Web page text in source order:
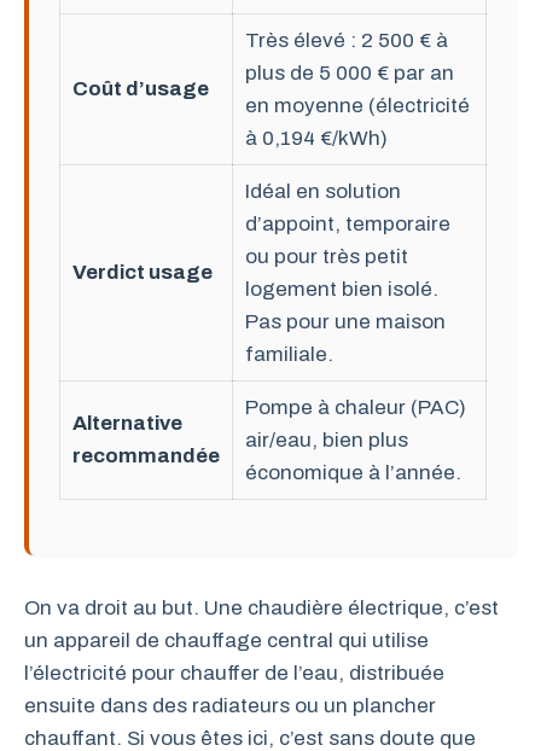
Coût d’usage
Très élevé : 2 500 € à
plus de 5 000 € par an
en moyenne (électricité
à 0,194 €/kWh)
Verdict usage
Idéal en solution
d’appoint, temporaire
ou pour très petit
logement bien isolé.
Pas pour une maison
familiale.
Alternative
recommandée
Pompe à chaleur (PAC)
air/eau, bien plus
économique à l’année.
On va droit au but. Une chaudière électrique, c’est
un appareil de chauffage central qui utilise
l’électricité pour chauffer de l’eau, distribuée
ensuite dans des radiateurs ou un plancher
chauffant. Si vous êtes ici, c’est sans doute que